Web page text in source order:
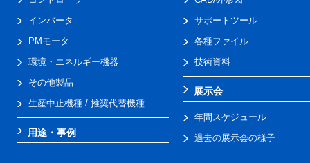
インバータ
PMモータ
環境・エネルギー機器
その他製品
生産中止機種 / 推奨代替機種
用途・事例
サポートツール
各種ファイル
技術資料
展示会
年間スケジュール
過去の展示会の様子